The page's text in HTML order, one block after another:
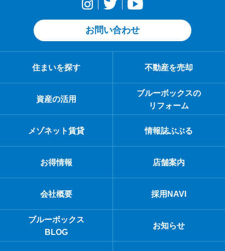
お問い合わせ
住まいを探す 不動産を売却
資産の活用
ブルーボックスの
リフォーム
メゾネット賃貸 情報誌ぶぶる
お得情報 店舗案内
会社概要 採用NAVI
ブルーボックス
BLOG
お知らせ